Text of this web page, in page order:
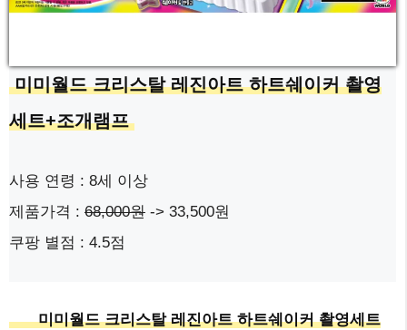
미미월드 크리스탈 레진아트 하트쉐이커 촬영
세트+조개램프
사용 연령 : 8세 이상
제품가격 : 68,000원 -> 33,500원
쿠팡 별점 : 4.5점
미미월드 크리스탈 레진아트 하트쉐이커 촬영세트